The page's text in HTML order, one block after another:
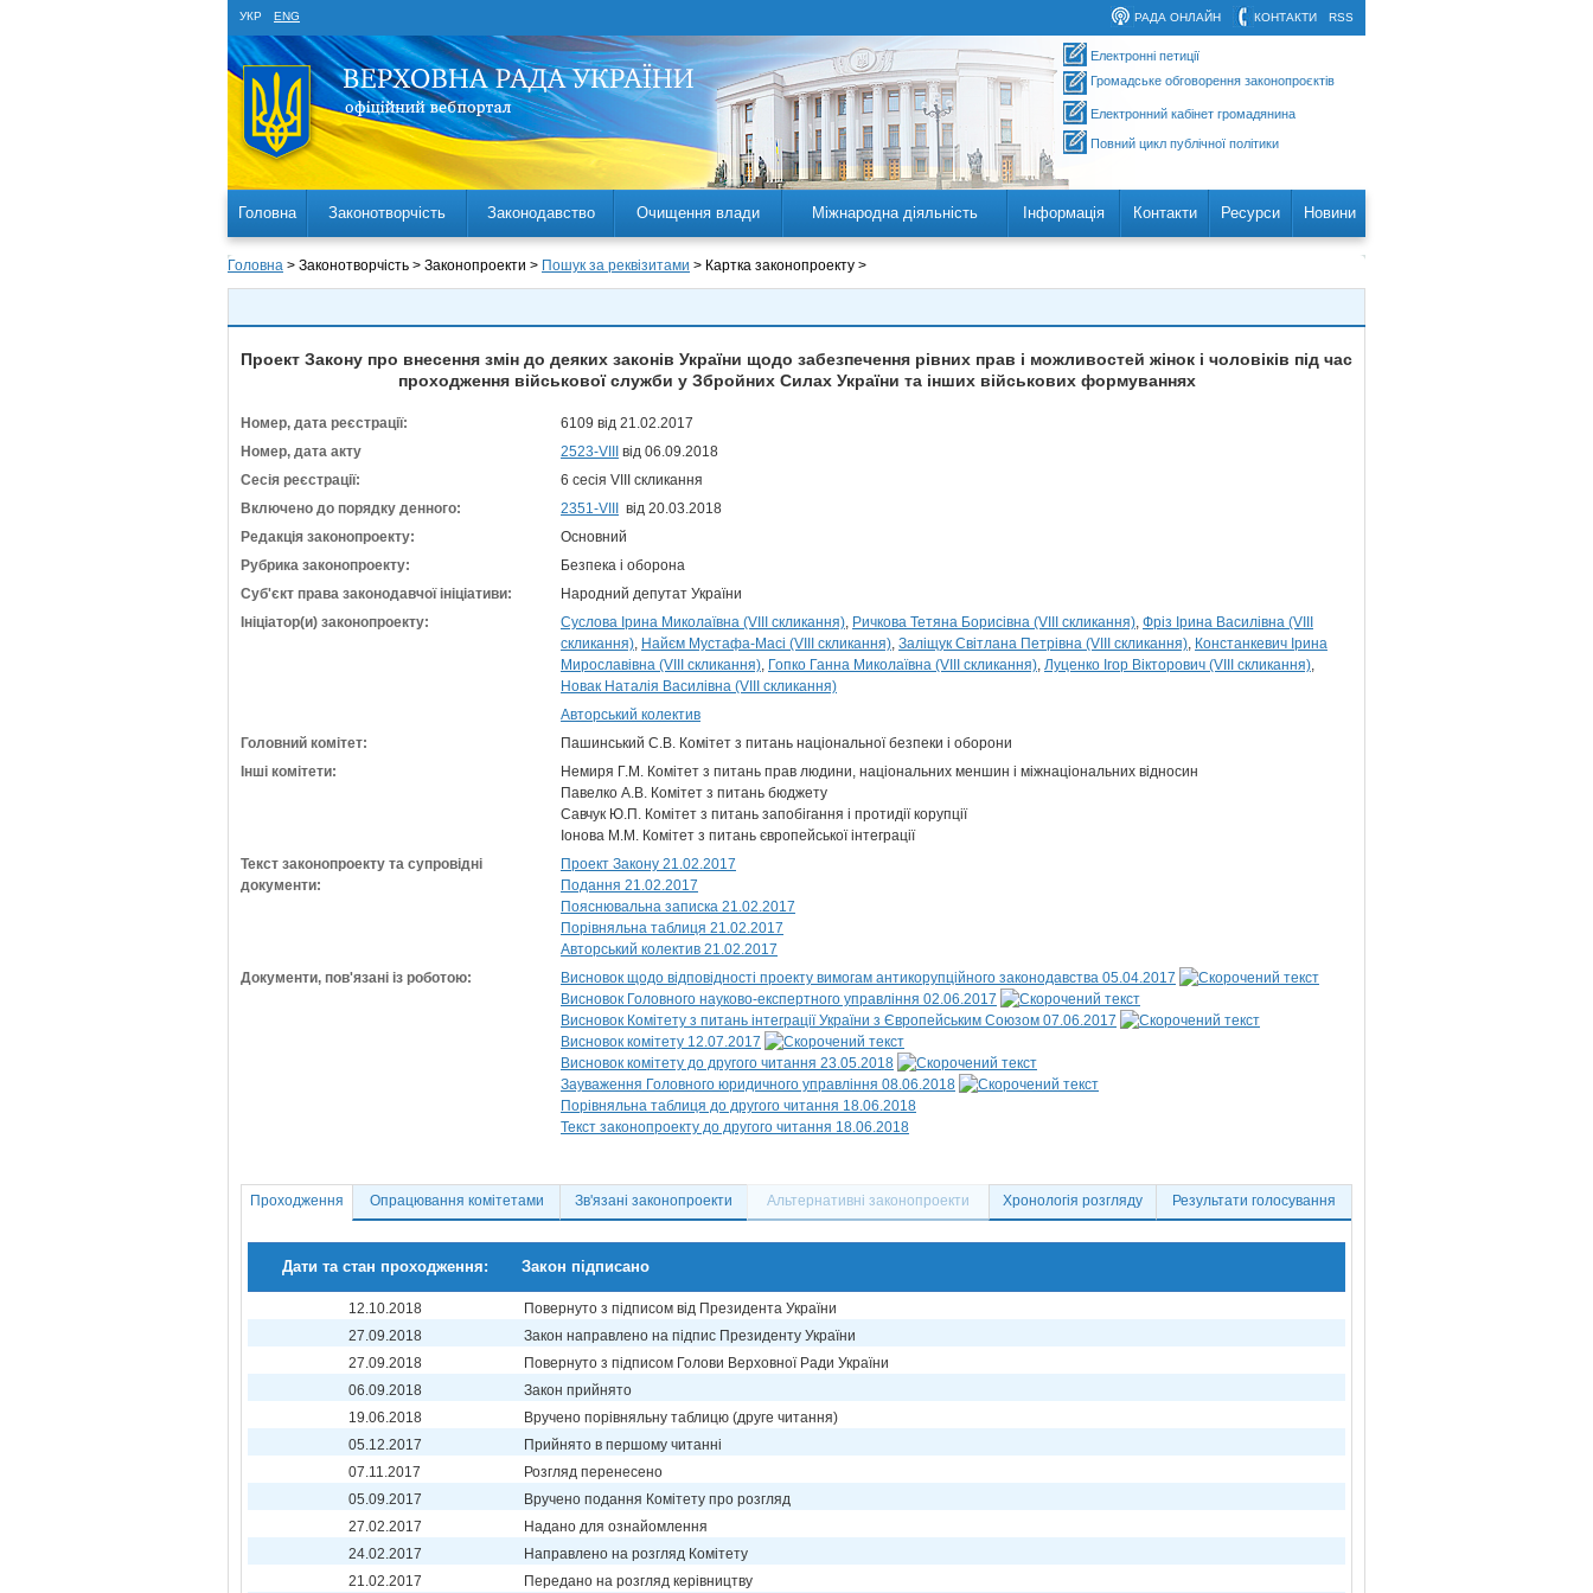
УКР ENG RSS
КОНТАКТИ
РАДА ОНЛАЙН
Електронні петиції
Громадське обговорення законопроєктів
Електронний кабінет громадянина
Повний цикл публічної політики
Головна Законотворчість Законодавство Очищення влади Міжнародна діяльність Інформація Контакти Ресурси Новини
Головна > Законотворчість > Законопроекти > Пошук за реквізитами > Картка законопроекту >
Проект Закону про внесення змін до деяких законів України щодо забезпечення рівних прав і можливостей жінок і чоловіків під час
проходження військової служби у Збройних Силах України та інших військових формуваннях
Номер, дата реєстрації:
6109 від 21.02.2017
Номер, дата акту
2523-VIII
від 06.09.2018
Сесія реєстрації:
6 сесія VIII скликання
Включено до порядку денного:
2351-VIII
від 20.03.2018
Редакція законопроекту:
Основний
Рубрика законопроекту:
Безпека і оборона
Суб'єкт права законодавчої ініціативи:
Народний депутат України
Ініціатор(и) законопроекту:
Суслова Ірина Миколаївна (VIII скликання) Ричкова Тетяна Борисівна (VIII скликання) Фріз Ірина Василівна (VIII
скликання) Найєм Мустафа-Масі (VIII скликання) Заліщук Світлана Петрівна (VIII скликання) Констанкевич Ірина
Мирославівна (VIII скликання) Гопко Ганна Миколаївна (VIII скликання) Луценко Ігор Вікторович (VIII скликання)
Новак Наталія Василівна (VIII скликання)
Авторський колектив
Головний комітет:
Пашинський С.В. Комітет з питань національної безпеки і оборони
Інші комітети:
Немиря Г.М. Комітет з питань прав людини, національних меншин і міжнаціональних відносин
Павелко А.В. Комітет з питань бюджету
Савчук Ю.П. Комітет з питань запобігання і протидії корупції
Іонова М.М. Комітет з питань європейської інтеграції
Текст законопроекту та супровідні
документи:
Проект Закону 21.02.2017
Подання 21.02.2017
Пояснювальна записка 21.02.2017
Порівняльна таблиця 21.02.2017
Авторський колектив 21.02.2017
Документи, пов'язані із роботою:
Висновок щодо відповідності проекту вимогам антикорупційного законодавства 05.04.2017
Висновок Головного науково-експертного управління 02.06.2017
Висновок Комітету з питань інтеграції України з Європейським Союзом 07.06.2017
Висновок комітету 12.07.2017
Висновок комітету до другого читання 23.05.2018
Зауваження Головного юридичного управління 08.06.2018
Порівняльна таблиця до другого читання 18.06.2018
Текст законопроекту до другого читання 18.06.2018
Проходження Опрацювання комітетами Зв'язані законопроекти Альтернативні законопроекти Хронологія розгляду Результати голосування
Дати та стан проходження: Закон підписано
12.10.2018
Повернуто з підписом від Президента України
27.09.2018
Закон направлено на підпис Президенту України
27.09.2018
Повернуто з підписом Голови Верховної Ради України
06.09.2018
Закон прийнято
19.06.2018
Вручено порівняльну таблицю (друге читання)
05.12.2017
Прийнято в першому читанні
07.11.2017
Розгляд перенесено
05.09.2017
Вручено подання Комітету про розгляд
27.02.2017
Надано для ознайомлення
24.02.2017
Направлено на розгляд Комітету
21.02.2017
Передано на розгляд керівництву